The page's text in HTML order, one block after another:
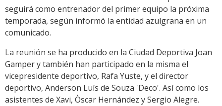
seguirá como entrenador del primer equipo la próxima
temporada, según informó la entidad azulgrana en un
comunicado.
La reunión se ha producido en la Ciudad Deportiva Joan
Gamper y también han participado en la misma el
vicepresidente deportivo, Rafa Yuste, y el director
deportivo, Anderson Luís de Souza 'Deco'. Así como los
asistentes de Xavi, Òscar Hernández y Sergio Alegre.